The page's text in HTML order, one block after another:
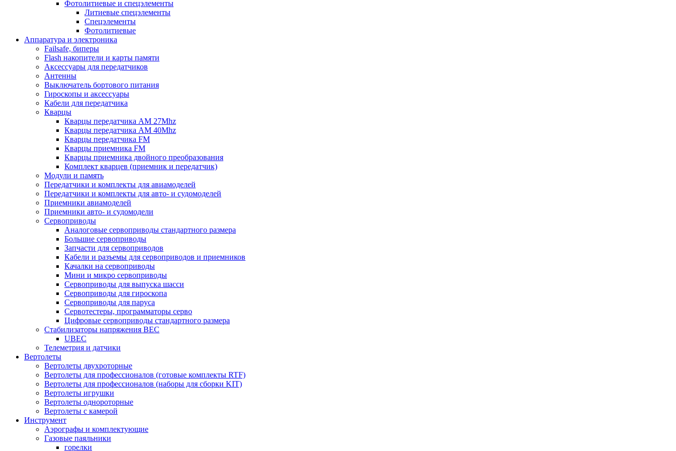
Фотолитиевые и спецэлементы
Литиевые спецэлементы
Спецэлементы
Фотолитиевые
Аппаратура и электроника
Failsafe, биперы
Flash накопители и карты памяти
Аксессуары для передатчиков
Антенны
Выключатель бортового питания
Гироскопы и аксессуары
Кабели для передатчика
Кварцы
Кварцы передатчика AM 27Mhz
Кварцы передатчика AM 40Mhz
Кварцы передатчика FM
Кварцы приемника FM
Кварцы приемника двойного преобразования
Комплект кварцев (приемник и передатчик)
Модули и память
Передатчики и комплекты для авиамоделей
Передатчики и комплекты для авто- и судомоделей
Приемники авиамоделей
Приемники авто- и судомодели
Сервоприводы
Аналоговые сервоприводы стандартного размера
Большие сервоприводы
Запчасти для сервоприводов
Кабели и разъемы для сервоприводов и приемников
Качалки на сервоприводы
Мини и микро сервоприводы
Сервоприводы для выпуска шасси
Сервоприводы для гироскопа
Сервоприводы для паруса
Сервотестеры, программаторы серво
Цифровые сервоприводы стандартного размера
Стабилизаторы напряжения BEC
UBEC
Телеметрия и датчики
Вертолеты
Вертолеты двухроторные
Вертолеты для профессионалов (готовые комплекты RTF)
Вертолеты для профессионалов (наборы для сборки KIT)
Вертолеты игрушки
Вертолеты однороторные
Вертолеты с камерой
Инструмент
Аэрографы и комплектующие
Газовые паяльники
горелки